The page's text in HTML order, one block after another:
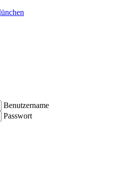
Benutzername
Passwort